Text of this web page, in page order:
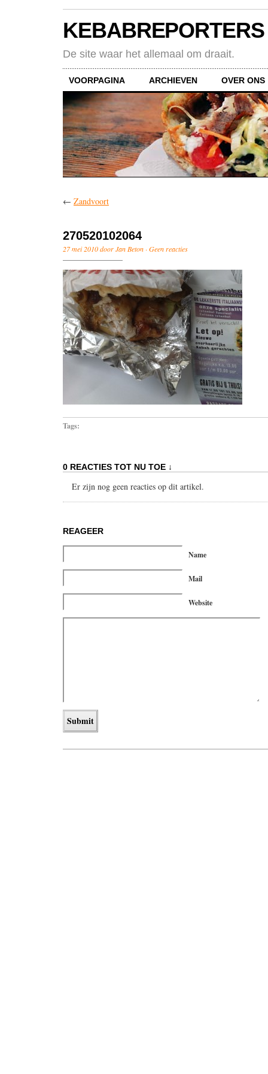
KEBABREPORTERS
De site waar het allemaal om draait.
VOORPAGINA ARCHIEVEN OVER ONS
← Zandvoort
270520102064
27 mei 2010 door Jan Beton ·Geen reacties
Tags:
0 REACTIES TOT NU TOE ↓
Er zijn nog geen reacties op dit artikel.
REAGEER
Name
Mail
Website